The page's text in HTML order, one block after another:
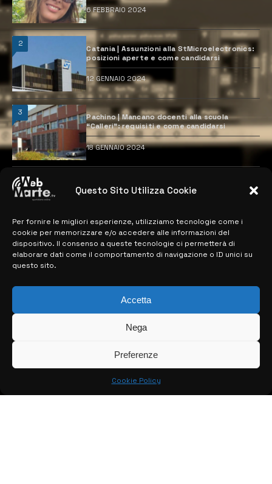
Questo Sito Utilizza Cookie
Per fornire le migliori esperienze, utilizziamo tecnologie come i
cookie per memorizzare e/o accedere alle informazioni del
dispositivo. Il consenso a queste tecnologie ci permetterà di
elaborare dati come il comportamento di navigazione o ID unici su
questo sito.
Accetta
Nega
Preferenze
Cookie Policy
6 FEBBRAIO 2024
2
Catania | Assunzioni alla StMicroelectronics:
posizioni aperte e come candidarsi
12 GENNAIO 2024
3
Pachino | Mancano docenti alla scuola
“Calleri”: requisiti e come candidarsi
18 GENNAIO 2024
4
Catania | Opportunità di lavoro con St
Microelectronics: centinaia di assunzioni
MAPPA DEL SITO
> EDIZIONI LOCALI